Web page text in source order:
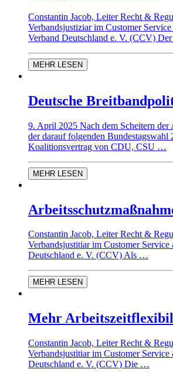
Constantin Jacob, Leiter Recht &
Verbandsjustiziar im Customer
Verband Deutschland e. V. (CCV)
MEHR LESEN
Deutsche
9. April 2025 Nach dem Scheitern
der darauf folgenden Bundestagswahl
Koalitionsvertrag von CDU, CSU …
MEHR LESEN
Constantin Jacob, Leiter Recht &
Verbandsjustitiar im Customer
Deutschland e. V. (CCV) Als …
MEHR LESEN
Mehr
Constantin Jacob, Leiter Recht &
Verbandsjustitiar im Customer
Deutschland e. V. (CCV) Die …